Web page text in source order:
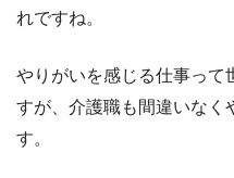
れですね。
やりがいを感じる仕事って
すが、介護職も間違いなく
す。